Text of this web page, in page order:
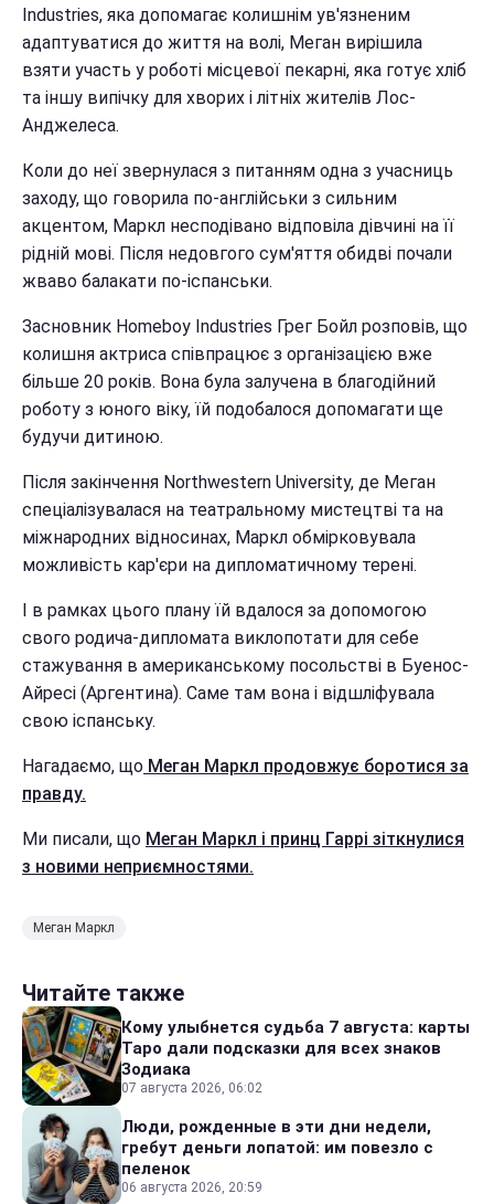
Industries, яка допомагає колишнім ув'язненим
адаптуватися до життя на волі, Меган вирішила
взяти участь у роботі місцевої пекарні, яка готує хліб
та іншу випічку для хворих і літніх жителів Лос-
Анджелеса.
Коли до неї звернулася з питанням одна з учасниць
заходу, що говорила по-англійськи з сильним
акцентом, Маркл несподівано відповіла дівчині на її
рідній мові. Після недовгого сум'яття обидві почали
жваво балакати по-іспанськи.
Засновник Homeboy Industries Грег Бойл розповів, що
колишня актриса співпрацює з організацією вже
більше 20 років. Вона була залучена в благодійний
роботу з юного віку, їй подобалося допомагати ще
будучи дитиною.
Після закінчення Northwestern University, де Меган
спеціалізувалася на театральному мистецтві та на
міжнародних відносинах, Маркл обмірковувала
можливість кар'єри на дипломатичному терені.
І в рамках цього плану їй вдалося за допомогою
свого родича-дипломата виклопотати для себе
стажування в американському посольстві в Буенос-
Айресі (Аргентина). Саме там вона і відшліфувала
свою іспанську.
Нагадаємо, що Меган Маркл продовжує боротися за
правду.
Ми писали, що Меган Маркл і принц Гаррі зіткнулися
з новими неприємностями.
Меган Маркл
Читайте также
Кому улыбнется судьба 7 августа: карты
Таро дали подсказки для всех знаков
Зодиака
07 августа 2026, 06:02
Люди, рожденные в эти дни недели,
гребут деньги лопатой: им повезло с
пеленок
06 августа 2026, 20:59